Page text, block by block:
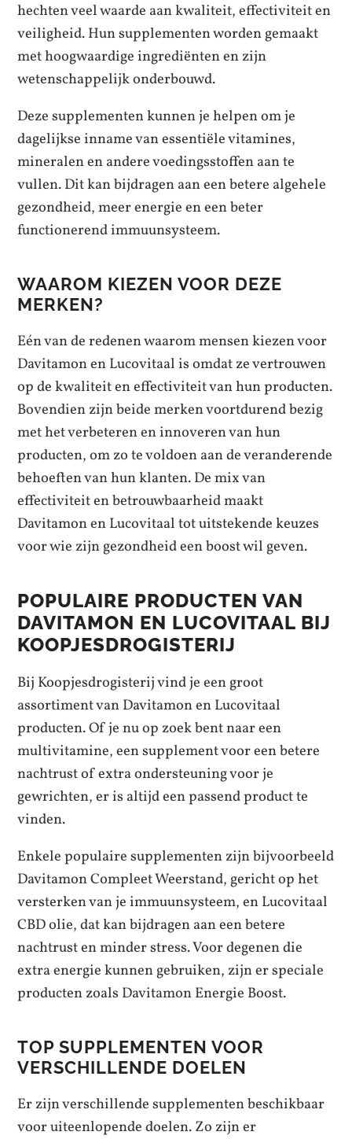
hechten veel waarde aan kwaliteit, effectiviteit en
veiligheid. Hun supplementen worden gemaakt
met hoogwaardige ingrediënten en zijn
wetenschappelijk onderbouwd.
Deze supplementen kunnen je helpen om je
dagelijkse inname van essentiële vitamines,
mineralen en andere voedingsstoffen aan te
vullen. Dit kan bijdragen aan een betere algehele
gezondheid, meer energie en een beter
functionerend immuunsysteem.
WAAROM KIEZEN VOOR DEZE
MERKEN?
Eén van de redenen waarom mensen kiezen voor
Davitamon en Lucovitaal is omdat ze vertrouwen
op de kwaliteit en effectiviteit van hun producten.
Bovendien zijn beide merken voortdurend bezig
met het verbeteren en innoveren van hun
producten, om zo te voldoen aan de veranderende
behoeften van hun klanten. De mix van
effectiviteit en betrouwbaarheid maakt
Davitamon en Lucovitaal tot uitstekende keuzes
voor wie zijn gezondheid een boost wil geven.
POPULAIRE PRODUCTEN VAN
DAVITAMON EN LUCOVITAAL BIJ
KOOPJESDROGISTERIJ
Bij Koopjesdrogisterij vind je een groot
assortiment van Davitamon en Lucovitaal
producten. Of je nu op zoek bent naar een
multivitamine, een supplement voor een betere
nachtrust of extra ondersteuning voor je
gewrichten, er is altijd een passend product te
vinden.
Enkele populaire supplementen zijn bijvoorbeeld
Davitamon Compleet Weerstand, gericht op het
versterken van je immuunsysteem, en Lucovitaal
CBD olie, dat kan bijdragen aan een betere
nachtrust en minder stress. Voor degenen die
extra energie kunnen gebruiken, zijn er speciale
producten zoals Davitamon Energie Boost.
TOP SUPPLEMENTEN VOOR
VERSCHILLENDE DOELEN
Er zijn verschillende supplementen beschikbaar
voor uiteenlopende doelen. Zo zijn er